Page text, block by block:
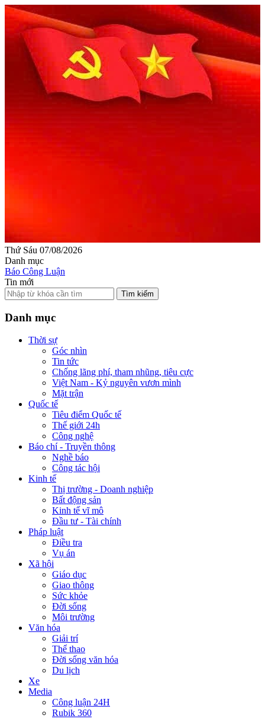
Thứ Sáu 07/08/2026
Danh mục
Báo Công Luận
Tin mới
Tìm kiếm
Danh mục
Thời sự
Góc nhìn
Tin tức
Chống lãng phí, tham nhũng, tiêu cực
Việt Nam - Kỷ nguyên vươn mình
Mặt trận
Quốc tế
Tiêu điểm Quốc tế
Thế giới 24h
Công nghệ
Báo chí - Truyền thông
Nghề báo
Công tác hội
Kinh tế
Thị trường - Doanh nghiệp
Bất động sản
Kinh tế vĩ mô
Đầu tư - Tài chính
Pháp luật
Điều tra
Vụ án
Xã hội
Giáo dục
Giao thông
Sức khỏe
Đời sống
Môi trường
Văn hóa
Giải trí
Thể thao
Đời sống văn hóa
Du lịch
Xe
Media
Công luận 24H
Rubik 360